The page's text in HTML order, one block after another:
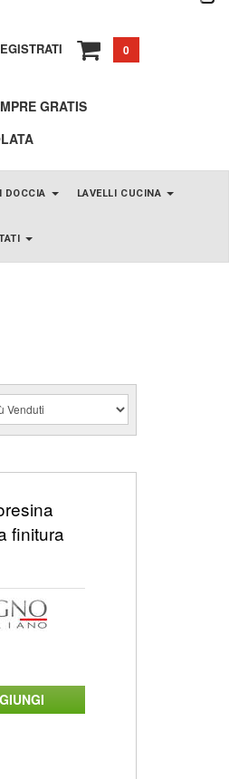
0
GRATIS
DOCCIA LAVELLI CUCINA
finitura